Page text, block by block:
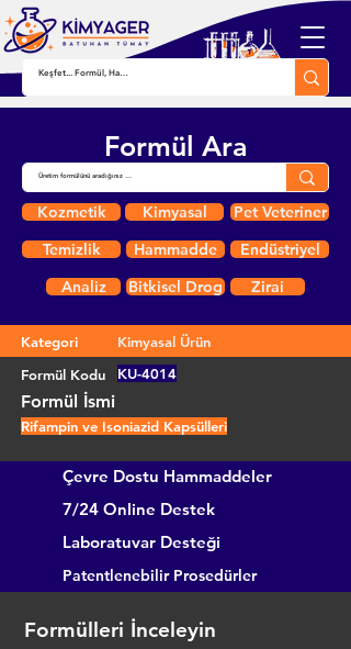
Formül Ara
Kozmetik Kimyasal
Pet Veteriner
Temizlik
Hammadde
Endüstriyel
Analiz
Bitkisel Drog Zirai
Kategori
Kimyasal Ürün
Formül Kodu
KU-4014
Formül İsmi
Rifampin ve Isoniazid Kapsülleri
Çevre Dostu Hammaddeler
7/24 Online Destek
Laboratuvar Desteği
Patentlenebilir Prosedürler
Formülleri İnceleyin